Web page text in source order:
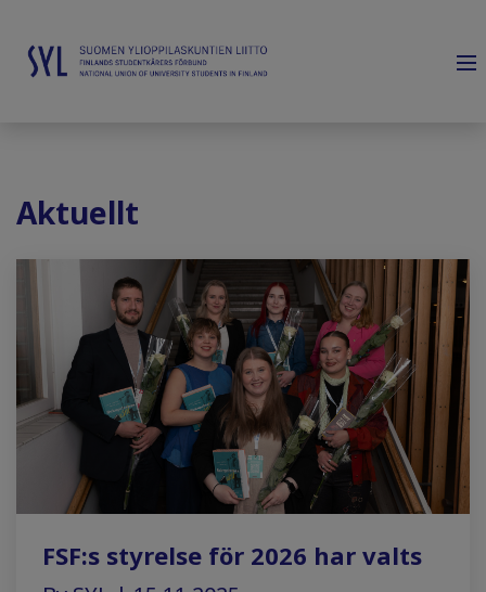
Aktuellt
FSF:s styrelse för 2026 har valts